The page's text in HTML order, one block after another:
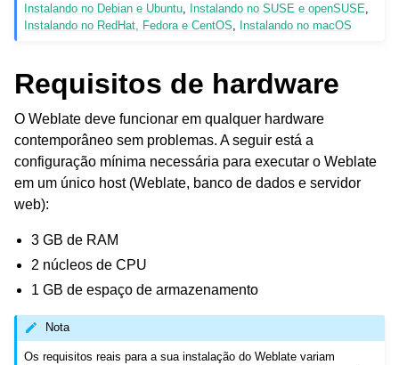
Instalando no Debian e Ubuntu Instalando no SUSE e openSUSE
Instalando no RedHat, Fedora e CentOS
Instalando no macOS
Requisitos de hardware
O Weblate deve funcionar em qualquer hardware
contemporâneo sem problemas. A seguir está a
configuração mínima necessária para executar o Weblate
em um único host (Weblate, banco de dados e servidor
web):
3 GB de RAM
2 núcleos de CPU
1 GB de espaço de armazenamento
Nota
Os requisitos reais para a sua instalação do Weblate variam